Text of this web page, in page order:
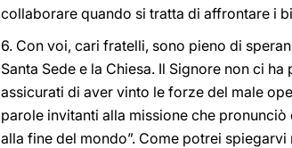
collaborare quando si tratta di affrontare i
6. Con voi, cari fratelli, sono pieno di
Santa Sede e la Chiesa. Il Signore non ci
assicurati di aver vinto le forze del male
parole invitanti alla missione che
alla fine del mondo”. Come potrei